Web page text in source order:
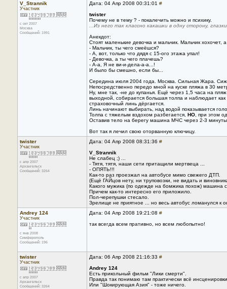
V_Strannik
Участник
с окт 2007
Москва
Сообщений: 1991
Дата: 04 Апр 2008 00:31:01 #
twister
Почему не в тему ? - покалечить можно и психику.
...Из него так классно какашки в одну сторону,
Анекдот:
Стоят маленькие девочка и мальчик. Мальчик хохочет,
- Мальчик, ты чего смеёшся?
- А, вот, только что дядя с 15-ого этажа упал!
- Девочка, а ты чего плачешь?
- А-а, Я не ви-и-дела-а-а...!
И было бы смешно, если бы...
Середина июля 2004 года. Москва. Сильная Жара.
Непосредственно передо мной на куске пляжа в 30
Ну, мне так, -не до купанья. Ещё через 1,5 часа на
выходной, собирается большая толпа и наблюдает
страховочный линь дёргается.
Линь начинают выбирать, над водой показывается
Толпа с тяжелым вздохом разбегается, НО , при этом
Оставив тело на берегу машина МЧС через 2-3
Вот так я лечил свою оторванную ключицу.
twister
Участник
с апр 2007
Архангельск
Сообщений: 3264
Дата: 04 Апр 2008 08:31:36 #
V_Strannik
Не слабец ;) ...
- Тятя, тятя, наши сети притащили мертвеца ...
- ОПЯТЬ!!!
Как-то раз проезжал на автобусе мимо свежего ДТП.
(Ещё ГАЙцов нету, ни труповозки, не видать и
Какого мужика (по одежде на бомжика похож) машина
Причем как-то интересно его приложило.
Пол-черепушки стесало.
Зрелище не приятное ... но весь автобус ломанулся к
Andrey 124
Участник
с янв 2008
Симферополь
Сообщений: 196
Дата: 04 Апр 2008 19:21:08 #
так всегда всем пративно, но всем любопытно!
twister
Участник
с апр 2007
Архангельск
Сообщений: 3264
Дата: 06 Апр 2008 21:16:33 #
Andrey 124
Есть прикольный фильм "Лики смерти".
Правда так понимаю там практически всё
Или "Шокирующая Азия" - тоже ничего.